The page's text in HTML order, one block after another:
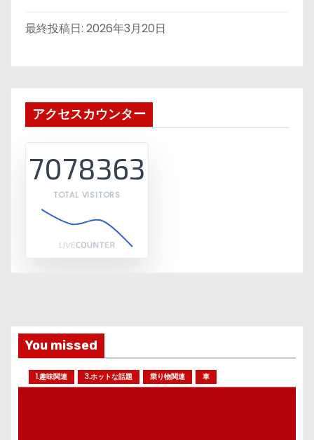
最終投稿日: 2026年3月20日
アクセスカウンター
7078363
TOTAL VISITORS
You missed
1.趣味関連 3.ホットな話題 乗り物関連 車